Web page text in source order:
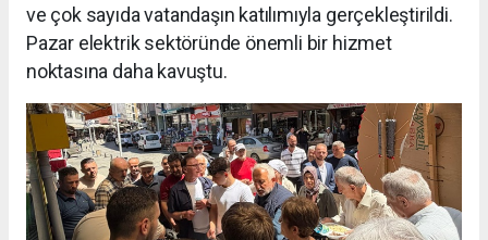
ve çok sayıda vatandaşın katılımıyla gerçekleştirildi.
Pazar elektrik sektöründe önemli bir hizmet
noktasına daha kavuştu.